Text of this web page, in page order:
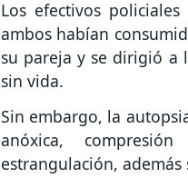
Los efectivos
ambos habían
su pareja y se dirigió a
sin vida.
Sin embargo, la
anóxica,
estrangulación,